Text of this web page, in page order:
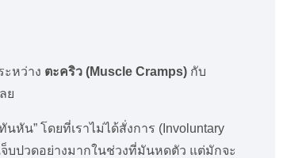
ะหว่าง ตะคริว (Muscle Cramps) กับ
ย
หัน” โดยที่เราไม่ได้สั่งการ (Involuntary
บปวดอย่างมากในช่วงที่มันหดตัว แต่มักจะ